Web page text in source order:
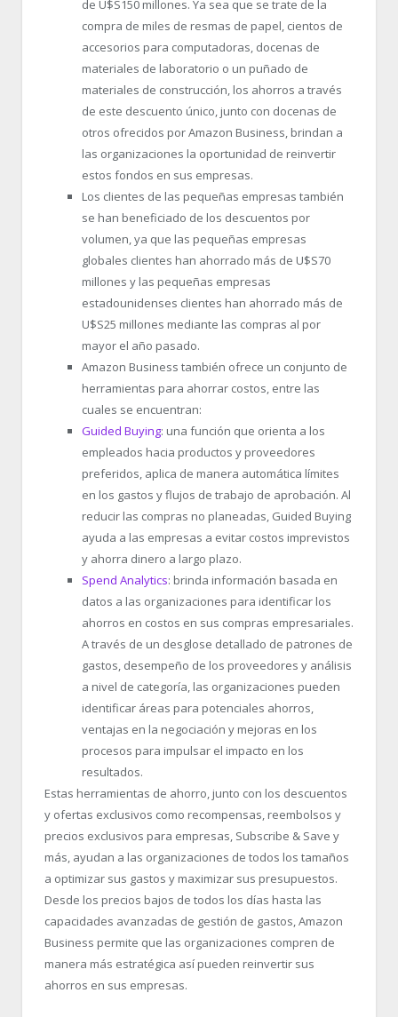
de U$S150 millones. Ya sea que se trate de la
compra de miles de resmas de papel, cientos de
accesorios para computadoras, docenas de
materiales de laboratorio o un puñado de
materiales de construcción, los ahorros a través
de este descuento único, junto con docenas de
otros ofrecidos por Amazon Business, brindan a
las organizaciones la oportunidad de reinvertir
estos fondos en sus empresas.
Los clientes de las pequeñas empresas también
se han beneficiado de los descuentos por
volumen, ya que las pequeñas empresas
globales clientes han ahorrado más de U$S70
millones y las pequeñas empresas
estadounidenses clientes han ahorrado más de
U$S25 millones mediante las compras al por
mayor el año pasado.
Amazon Business también ofrece un conjunto de
herramientas para ahorrar costos, entre las
cuales se encuentran:
Guided Buying: una función que orienta a los
empleados hacia productos y proveedores
preferidos, aplica de manera automática límites
en los gastos y flujos de trabajo de aprobación. Al
reducir las compras no planeadas, Guided Buying
ayuda a las empresas a evitar costos imprevistos
y ahorra dinero a largo plazo.
Spend Analytics: brinda información basada en
datos a las organizaciones para identificar los
ahorros en costos en sus compras empresariales.
A través de un desglose detallado de patrones de
gastos, desempeño de los proveedores y análisis
a nivel de categoría, las organizaciones pueden
identificar áreas para potenciales ahorros,
ventajas en la negociación y mejoras en los
procesos para impulsar el impacto en los
resultados.
Estas herramientas de ahorro, junto con los descuentos
y ofertas exclusivos como recompensas, reembolsos y
precios exclusivos para empresas, Subscribe & Save y
más, ayudan a las organizaciones de todos los tamaños
a optimizar sus gastos y maximizar sus presupuestos.
Desde los precios bajos de todos los días hasta las
capacidades avanzadas de gestión de gastos, Amazon
Business permite que las organizaciones compren de
manera más estratégica así pueden reinvertir sus
ahorros en sus empresas.